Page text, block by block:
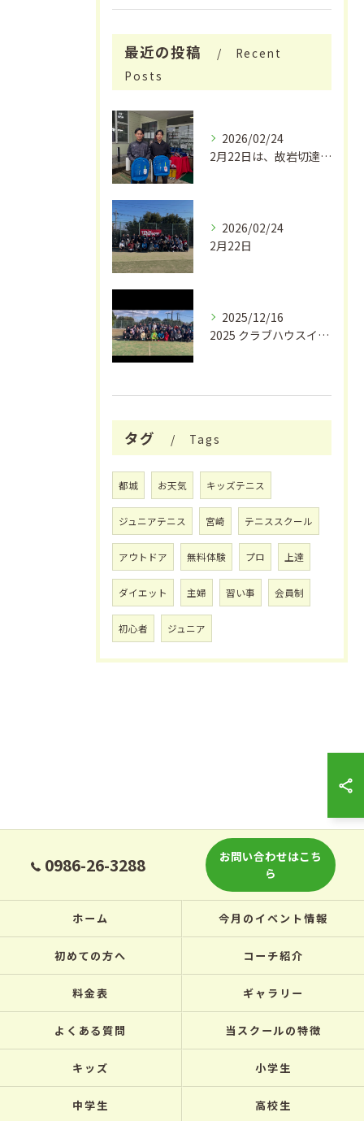
最近の投稿
Recent
Posts
2026/02/24
2月22日は、故岩切達朗さんのお誕生日で、今年はちょうどこの...
2026/02/24
2月22日
2025/12/16
2025 クラブハウスイワキリ クリスマスフェス🎄
タグ Tags
都城 お天気 キッズテニス
ジュニアテニス 宮崎 テニススクール
アウトドア 無料体験 プロ 上達
ダイエット 主婦 習い事 会員制
初心者 ジュニア
0986-26-3288
お問い合わせはこち
ら
ホーム 今月のイベント情報
初めての方へ コーチ紹介
料金表 ギャラリー
よくある質問 当スクールの特徴
キッズ 小学生
中学生 高校生